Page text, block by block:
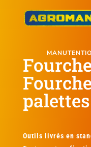
palettes
Outils livrés en